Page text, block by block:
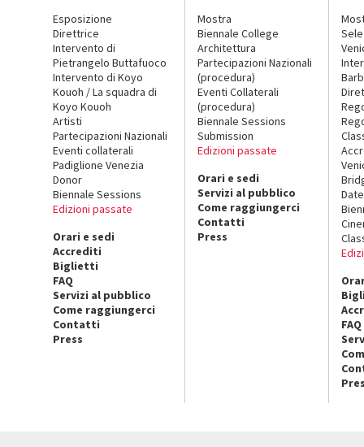
Esposizione
Direttrice
Intervento di
Pietrangelo Buttafuoco
Intervento di Koyo
Kouoh / La squadra di
Koyo Kouoh
Artisti
Partecipazioni Nazionali
Eventi collaterali
Padiglione Venezia
Donor
Biennale Sessions
Edizioni passate
Orari e sedi
Accrediti
Biglietti
FAQ
Servizi al pubblico
Come raggiungerci
Contatti
Press
Mostra
Biennale College
Architettura
Partecipazioni Nazionali
(procedura)
Eventi Collaterali
(procedura)
Biennale Sessions
Submission
Edizioni passate
Orari e sedi
Servizi al pubblico
Come raggiungerci
Contatti
Press
FAQ